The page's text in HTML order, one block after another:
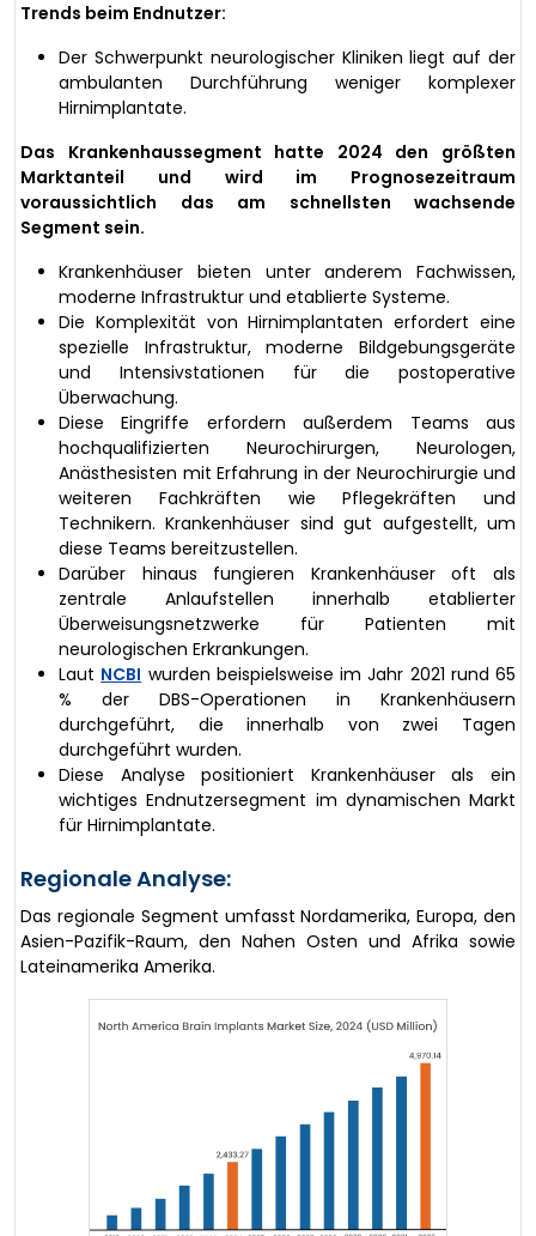
Trends beim Endnutzer:
Der Schwerpunkt neurologischer Kliniken liegt auf der
ambulanten Durchführung weniger komplexer
Hirnimplantate.
Das Krankenhaussegment hatte 2024 den größten
Marktanteil und wird im Prognosezeitraum
voraussichtlich das am schnellsten wachsende
Segment sein.
Krankenhäuser bieten unter anderem Fachwissen,
moderne Infrastruktur und etablierte Systeme.
Die Komplexität von Hirnimplantaten erfordert eine
spezielle Infrastruktur, moderne Bildgebungsgeräte
und Intensivstationen für die postoperative
Überwachung.
Diese Eingriffe erfordern außerdem Teams aus
hochqualifizierten Neurochirurgen, Neurologen,
Anästhesisten mit Erfahrung in der Neurochirurgie und
weiteren Fachkräften wie Pflegekräften und
Technikern. Krankenhäuser sind gut aufgestellt, um
diese Teams bereitzustellen.
Darüber hinaus fungieren Krankenhäuser oft als
zentrale Anlaufstellen innerhalb etablierter
Überweisungsnetzwerke für Patienten mit
neurologischen Erkrankungen.
Laut NCBI wurden beispielsweise im Jahr 2021 rund 65
% der DBS-Operationen in Krankenhäusern
durchgeführt, die innerhalb von zwei Tagen
durchgeführt wurden.
Diese Analyse positioniert Krankenhäuser als ein
wichtiges Endnutzersegment im dynamischen Markt
für Hirnimplantate.
Regionale Analyse:
Das regionale Segment umfasst Nordamerika, Europa, den
Asien-Pazifik-Raum, den Nahen Osten und Afrika sowie
Lateinamerika Amerika.